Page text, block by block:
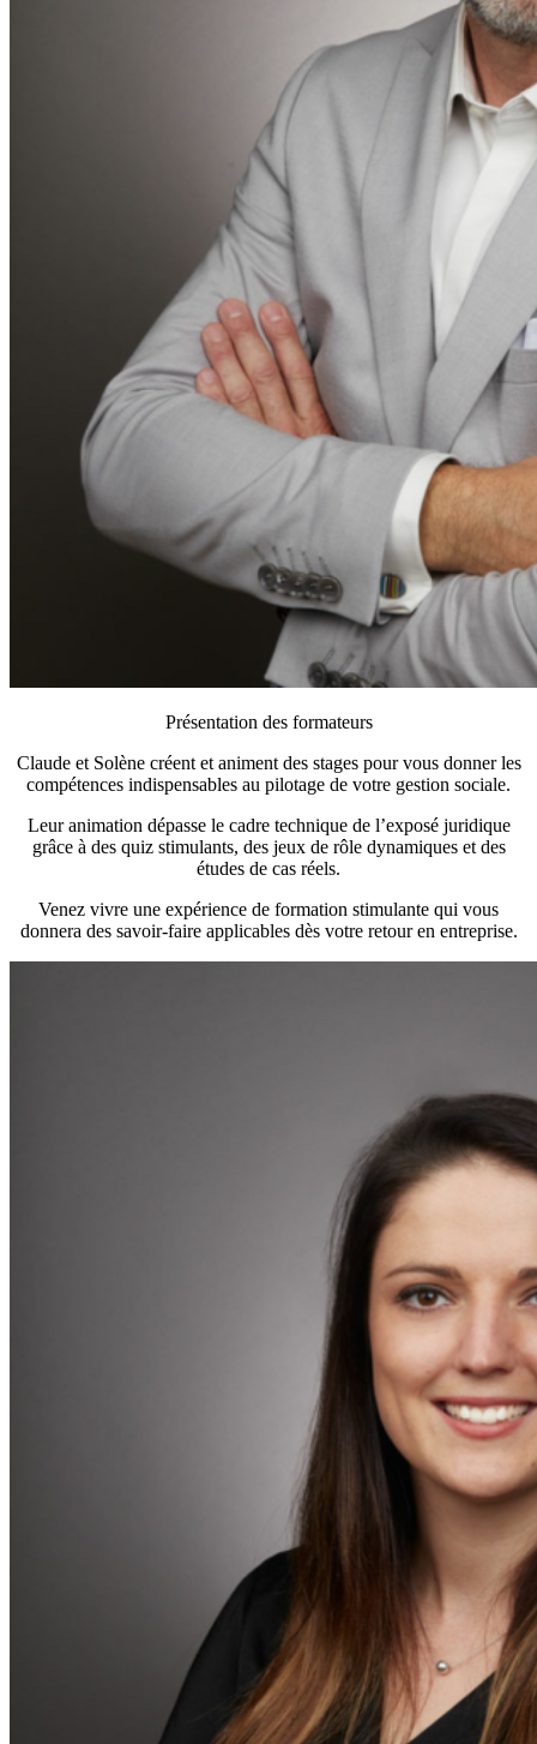
Présentation des formateurs
Claude et Solène créent et animent des stages pour vous donner les
compétences indispensables au pilotage de votre gestion sociale.
Leur animation dépasse le cadre technique de l’exposé juridique
grâce à des quiz stimulants, des jeux de rôle dynamiques et des
études de cas réels.
Venez vivre une expérience de formation stimulante qui vous
donnera des savoir-faire applicables dès votre retour en entreprise.